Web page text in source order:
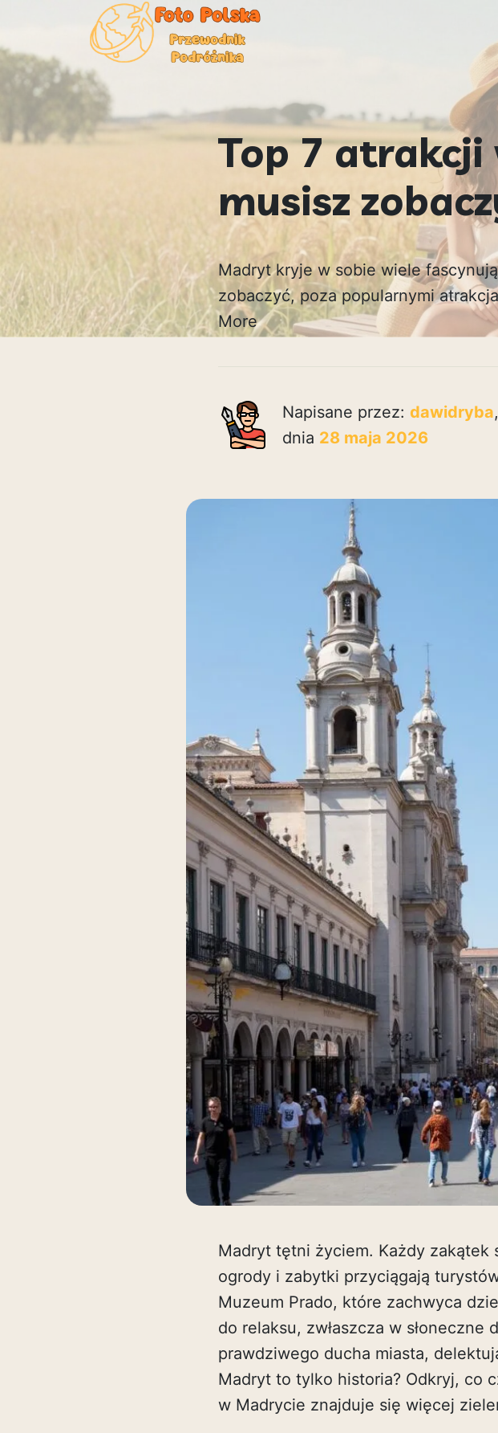
Top 7
musisz
Madryt kryje w sobie wiele
zobaczyć, poza popularnymi
More
Napisane przez: dawidryba,
dnia 28 maja 2026
Madryt tętni życiem. Każdy zakątek
ogrody i zabytki przyciągają
Muzeum Prado, które zachwyca
do relaksu, zwłaszcza w
prawdziwego ducha miasta,
Madryt to tylko historia? Odkryj, co
w Madrycie znajduje się więcej